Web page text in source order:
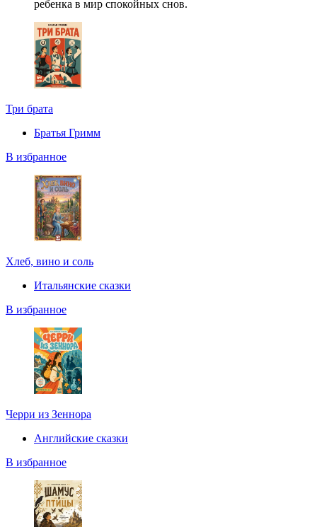
ребенка в мир спокойных снов.
Три брата
Братья Гримм
В избранное
Хлеб, вино и соль
Итальянские сказки
В избранное
Черри из Зеннора
Английские сказки
В избранное